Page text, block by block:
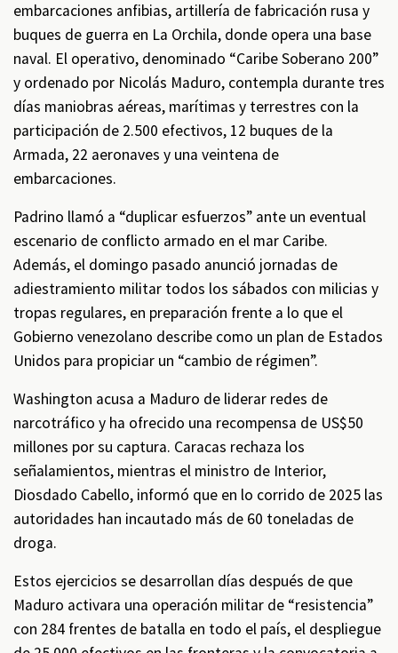
embarcaciones anfibias, artillería de fabricación rusa y
buques de guerra en La Orchila, donde opera una base
naval. El operativo, denominado “Caribe Soberano 200”
y ordenado por Nicolás Maduro, contempla durante tres
días maniobras aéreas, marítimas y terrestres con la
participación de 2.500 efectivos, 12 buques de la
Armada, 22 aeronaves y una veintena de
embarcaciones.
Padrino llamó a “duplicar esfuerzos” ante un eventual
escenario de conflicto armado en el mar Caribe.
Además, el domingo pasado anunció jornadas de
adiestramiento militar todos los sábados con milicias y
tropas regulares, en preparación frente a lo que el
Gobierno venezolano describe como un plan de Estados
Unidos para propiciar un “cambio de régimen”.
Washington acusa a Maduro de liderar redes de
narcotráfico y ha ofrecido una recompensa de US$50
millones por su captura. Caracas rechaza los
señalamientos, mientras el ministro de Interior,
Diosdado Cabello, informó que en lo corrido de 2025 las
autoridades han incautado más de 60 toneladas de
droga.
Estos ejercicios se desarrollan días después de que
Maduro activara una operación militar de “resistencia”
con 284 frentes de batalla en todo el país, el despliegue